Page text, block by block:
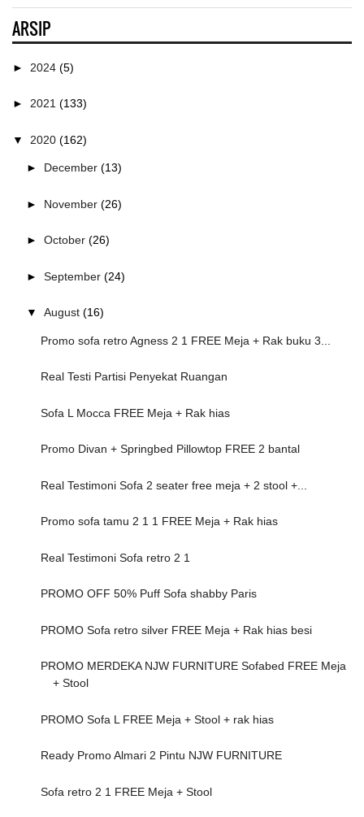
ARSIP
► 2024 (5)
► 2021 (133)
▼ 2020 (162)
► December (13)
► November (26)
► October (26)
► September (24)
▼ August (16)
Promo sofa retro Agness 2 1 FREE Meja + Rak buku 3...
Real Testi Partisi Penyekat Ruangan
Sofa L Mocca FREE Meja + Rak hias
Promo Divan + Springbed Pillowtop FREE 2 bantal
Real Testimoni Sofa 2 seater free meja + 2 stool +...
Promo sofa tamu 2 1 1 FREE Meja + Rak hias
Real Testimoni Sofa retro 2 1
PROMO OFF 50% Puff Sofa shabby Paris
PROMO Sofa retro silver FREE Meja + Rak hias besi
PROMO MERDEKA NJW FURNITURE Sofabed FREE Meja
+ Stool
PROMO Sofa L FREE Meja + Stool + rak hias
Ready Promo Almari 2 Pintu NJW FURNITURE
Sofa retro 2 1 FREE Meja + Stool